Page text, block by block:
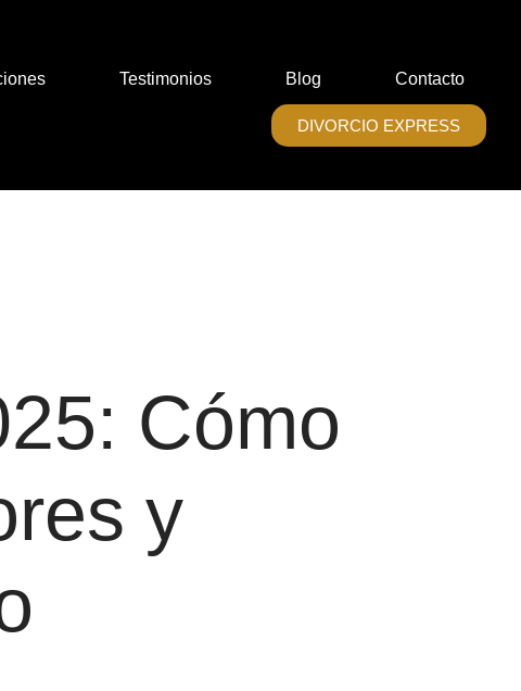
Testimonios Blog Contacto
DIVORCIO EXPRESS
Cómo
y